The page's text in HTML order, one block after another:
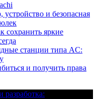
и безопасная
сохранить яркие
станции типа AC:
и получить права
разработка: